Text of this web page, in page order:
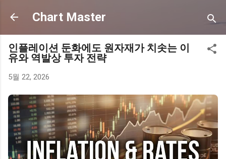
기본 콘텐츠로 건너뛰기
Chart Master
인플레이션 둔화에도 원자재가 치솟는 이
유와 역발상 투자 전략
5월 22, 2026